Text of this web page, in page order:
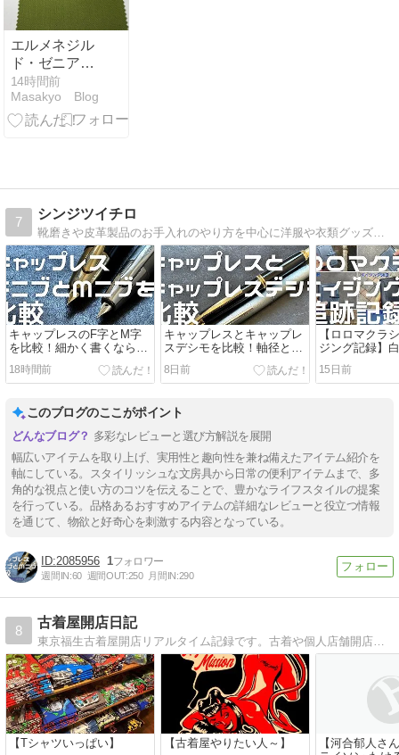
エルメネジル
ド・ゼニアの
モヘア生地が
レディースみ
たいでオシャ
14時間前
Masakyo Blog
7
シンジツイチロ
靴磨きや皮革製品のお手入れのやり方を中心に洋服や衣類グッズもレビューするメンズファッションブログです。
キャップレスのF字とM字
を比較！細かく書くならF
でヌラヌラ感が欲しいなら
Mがおすすめ
18時間前
キャップレスとキャップレ
スデシモを比較！軸径と重
量が持ったときの手なじみ
の違いを生む
8日前
【ロロマクラ
ジング記録】
ツヤが出てく
15日前
このブログのここがポイント
多彩なレビューと選び方解説を展開
幅広いアイテムを取り上げ、実用性と趣向性を兼ね備えたアイテム紹介を
軸にしている。スタイリッシュな文房具から日常の便利アイテムまで、多
角的な視点と使い方のコツを伝えることで、豊かなライフスタイルの提案
を行っている。品格あるおすすめアイテムの詳細なレビューと役立つ情報
を通じて、物欲と好奇心を刺激する内容となっている。
2085956 1
週間IN:60 週間OUT:250 月間IN:290
8
古着屋開店日記
東京福生古着屋開店リアルタイム記録です。古着や個人店舗開店に興味のある方、どうぞ。
【Tシャツいっぱい】 【古着屋やりたい人～】
【河合郁人さ